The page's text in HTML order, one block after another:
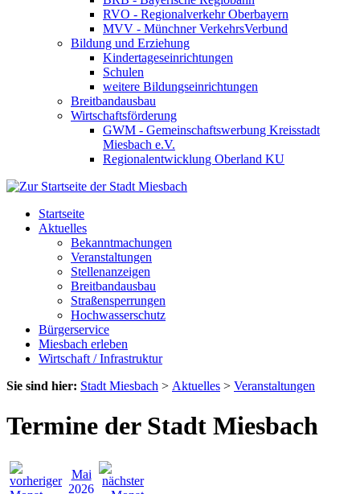
RVO - Regionalverkehr Oberbayern
MVV - Münchner VerkehrsVerbund
Bildung und Erziehung
Kindertageseinrichtungen
Schulen
weitere Bildungseinrichtungen
Breitbandausbau
Wirtschaftsförderung
GWM - Gemeinschaftswerbung Kreisstadt
Miesbach e.V.
Regionalentwicklung Oberland KU
Startseite
Aktuelles
Bekanntmachungen
Veranstaltungen
Stellenanzeigen
Breitbandausbau
Straßensperrungen
Hochwasserschutz
Bürgerservice
Miesbach erleben
Wirtschaft / Infrastruktur
Sie sind hier: Stadt Miesbach > Aktuelles > Veranstaltungen
Termine der Stadt Miesbach
Mai
2026